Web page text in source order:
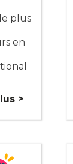
plus
en
>